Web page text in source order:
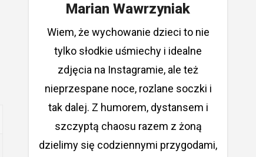
Marian Wawrzyniak
Wiem, że wychowanie dzieci to nie
tylko słodkie uśmiechy i idealne
zdjęcia na Instagramie, ale też
nieprzespane noce, rozlane soczki i
tak dalej. Z humorem, dystansem i
szczyptą chaosu razem z żoną
dzielimy się codziennymi przygodami,